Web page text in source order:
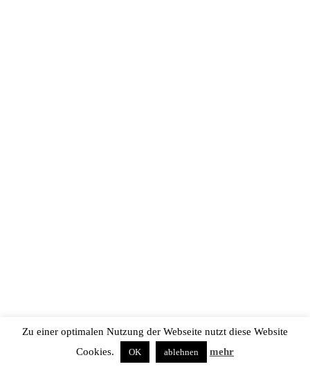
Zu einer optimalen Nutzung der Webseite nutzt diese Website
Cookies.
OK ablehnen mehr